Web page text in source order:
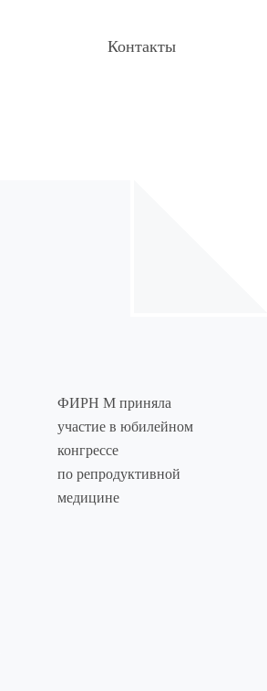
Контакты
ФИРН М приняла
участие в юбилейном
конгрессе
по репродуктивной
медицине